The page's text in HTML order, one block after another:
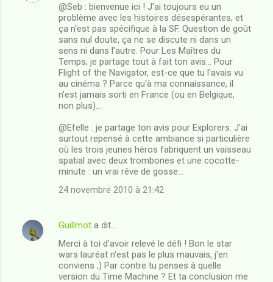
@Seb : bienvenue ici ! J'ai toujours eu un
problème avec les histoires désespérantes, et
ça n'est pas spécifique à la SF. Question de goût
sans nul doute, ça ne se discute ni dans un
sens ni dans l'autre. Pour Les Maîtres du
Temps, je partage tout à fait ton avis... Pour
Flight of the Navigator, est-ce que tu l'avais vu
au cinéma ? Parce qu'à ma connaissance, il
n'est jamais sorti en France (ou en Belgique,
non plus)...
@Efelle : je partage ton avis pour Explorers. J'ai
surtout repensé à cette ambiance si particulière
où les trois jeunes héros fabriquent un vaisseau
spatial avec deux trombones et une cocotte-
minute : un vrai rêve de gosse...
24 novembre 2010 à 21:42
Guillmot a dit…
Merci à toi d'avoir relevé le défi ! Bon le star
wars lauréat n'est pas le plus mauvais, j'en
conviens ;) Par contre tu penses à quelle
version du Time Machine ? Et ta conclusion me